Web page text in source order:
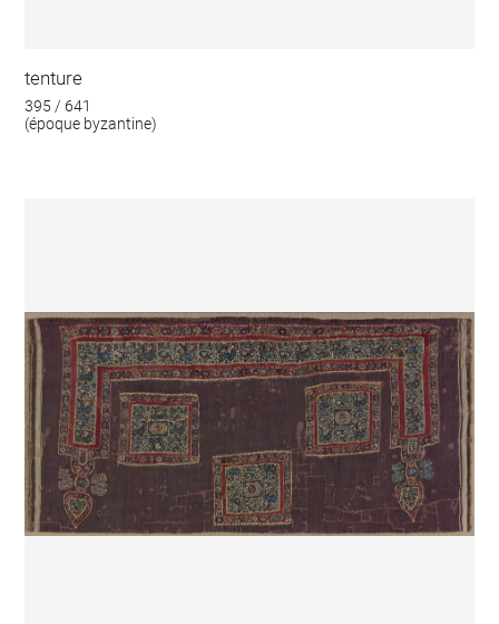
tenture
395 / 641
(époque byzantine)